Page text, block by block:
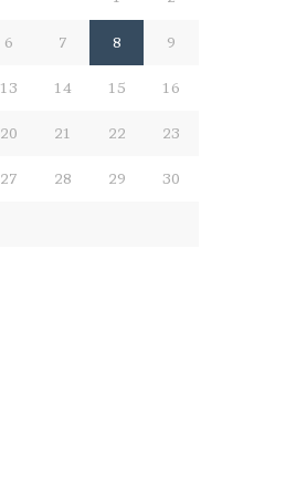
6 7 8 9
13 14 15 16
20 21 22 23
27 28 29 30